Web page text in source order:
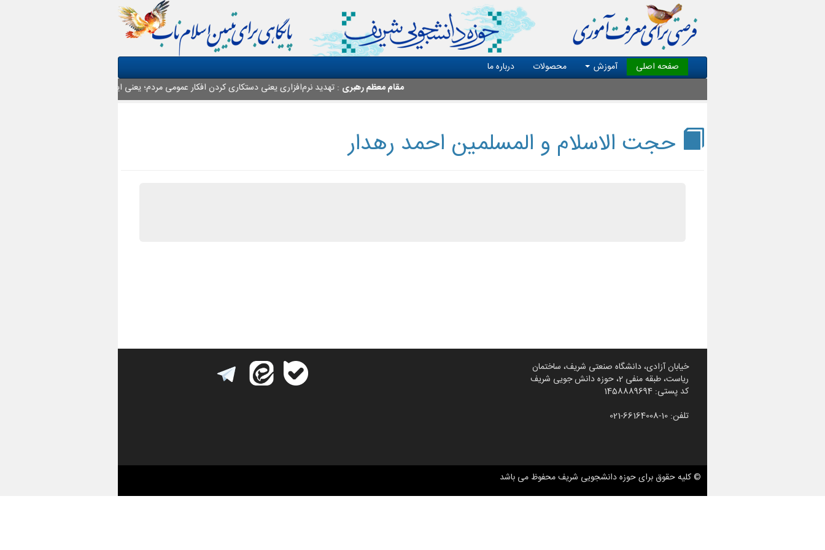
صفحه اصلی آموزش محصولات
درباره ما
مقام معظم رهبری: تهدید نرم‌افزاری یعنی دستکاری کردن افکار عمومی مردم؛ یعنی ایجاد اختلاف؛ یعنی ایجاد تردید در
حجت الاسلام و المسلمین احمد رهدار
خیابان آزادی، دانشگاه صنعتی شریف، ساختمان
ریاست، طبقه منفی 2، حوزه دانش جویی شریف
کد پستی: 1458889694
تلفن: 10-66164008-021
© کلیه حقوق برای حوزه دانشجویی شریف محفوظ می باشد